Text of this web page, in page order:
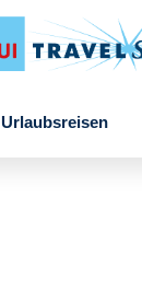
Urlaubsreisen